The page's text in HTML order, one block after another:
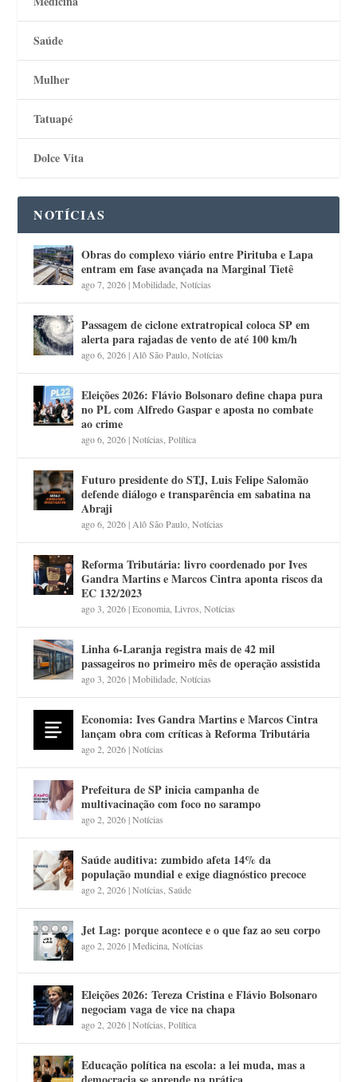
Saúde
Mulher
Tatuapé
Dolce Vita
NOTÍCIAS
Obras do complexo viário entre Pirituba e Lapa
entram em fase avançada na Marginal Tietê
ago 7, 2026|Mobilidade ,Notícias
Passagem de ciclone extratropical coloca SP em
alerta para rajadas de vento de até 100 km/h
ago 6, 2026| Alô São Paulo ,Notícias
Eleições 2026: Flávio Bolsonaro define chapa pura
no PL com Alfredo Gaspar e aposta no combate
ao crime
ago 6, 2026|Notícias ,Política
Futuro presidente do STJ, Luis Felipe Salomão
defende diálogo e transparência em sabatina na
Abraji
ago 6, 2026| Alô São Paulo ,Notícias
Reforma Tributária: livro coordenado por Ives
Gandra Martins e Marcos Cintra aponta riscos da
EC 132/2023
ago 3, 2026|Economia ,Livros ,Notícias
Linha 6-Laranja registra mais de 42 mil
passageiros no primeiro mês de operação assistida
ago 3, 2026|Mobilidade ,Notícias
Economia: Ives Gandra Martins e Marcos Cintra
lançam obra com críticas à Reforma Tributária
ago 2, 2026|Notícias
Prefeitura de SP inicia campanha de
multivacinação com foco no sarampo
ago 2, 2026|Notícias
Saúde auditiva: zumbido afeta 14% da
população mundial e exige diagnóstico precoce
ago 2, 2026|Notícias ,Saúde
Jet Lag: porque acontece e o que faz ao seu corpo
ago 2, 2026|Medicina ,Notícias
Eleições 2026: Tereza Cristina e Flávio Bolsonaro
negociam vaga de vice na chapa
ago 2, 2026|Notícias ,Política
Educação política na escola: a lei muda, mas a